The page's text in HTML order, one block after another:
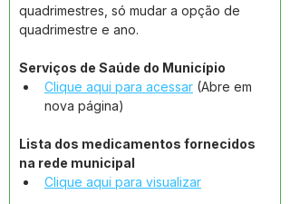
quadrimestres, só mudar a opção de
quadrimestre e ano.
Serviços de Saúde do Município
Clique aqui para acessar (Abre em
nova página)
Lista dos medicamentos fornecidos
na rede municipal
Clique aqui para visualizar